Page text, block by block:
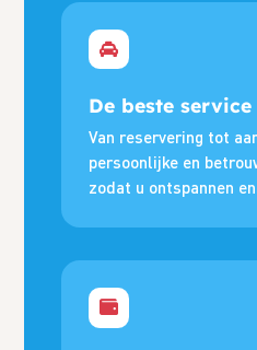
De beste service
Van reservering tot
persoonlijke en
zodat u ontspannen